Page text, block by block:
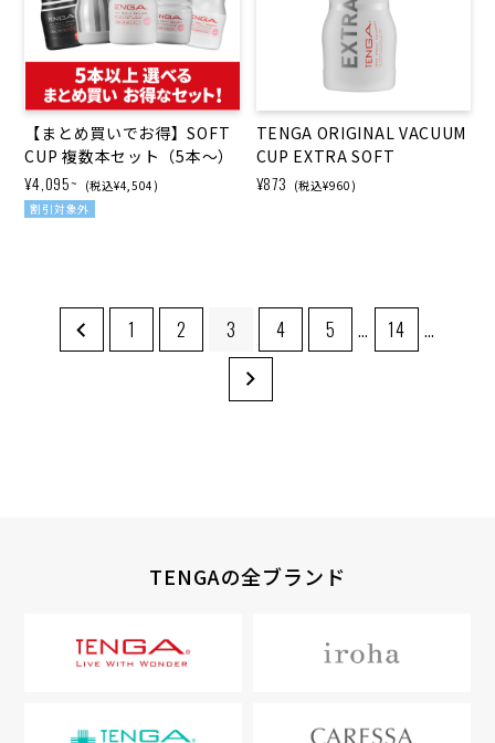
【まとめ買いで​お得】SOFT
CUP 複数本セット​（5本～）
¥4,095~ (税込¥4,504)
割引対象外
TENGA ORIGINAL VACUUM
CUP EXTRA SOFT
¥873 (税込¥960)
1 2 3 4 5 … 14 …
TENGAの全ブランド